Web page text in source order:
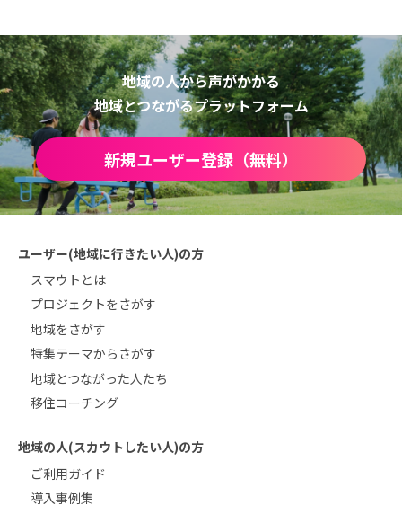
地域の人から声がかかる
地域とつながるプラットフォーム
新規ユーザー登録（無料）
ユーザー(地域に行きたい人)の方
スマウトとは
プロジェクトをさがす
地域をさがす
特集テーマからさがす
地域とつながった人たち
移住コーチング
地域の人(スカウトしたい人)の方
ご利用ガイド
導入事例集